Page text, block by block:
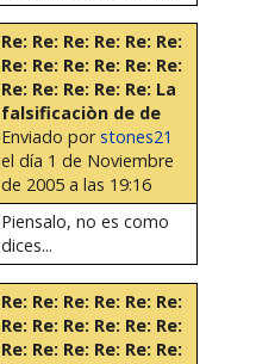
Re: Re: Re: Re: Re: Re:
Re: Re: Re: Re: Re: Re:
Re: Re: Re: Re: Re: La
falsificaciòn de de
Enviado porstones21
el día 1 de Noviembre
de 2005 a las 19:16
Piensalo, no es como
dices...
Re: Re: Re: Re: Re: Re:
Re: Re: Re: Re: Re: Re:
Re: Re: Re: Re: Re: Re: